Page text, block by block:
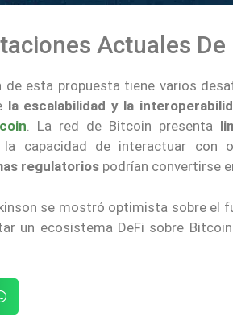
Actuales De
esta propuesta tiene varios
la escalabilidad y la
. La red de Bitcoin presenta
capacidad de interactuar con
regulatorios podrían convertirse
se mostró optimista sobre el
un ecosistema DeFi sobre